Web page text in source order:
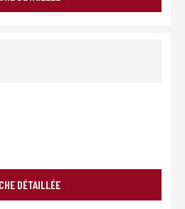
personnalisée,
personnalisée,
DÉTAILLÉE